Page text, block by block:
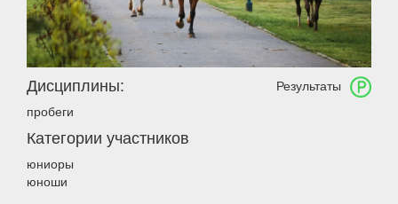
Результаты
Дисциплины:
пробеги
Категории участников
юниоры
юноши